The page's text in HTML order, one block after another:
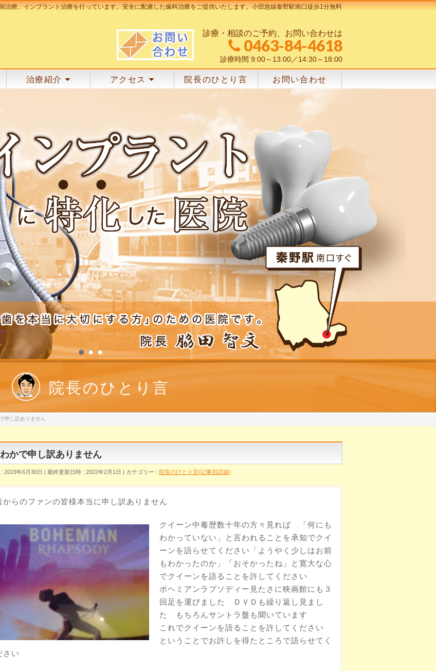
治療、インプラント治療を行っています。安全に配慮した歯科治療をご提供いたします。小田急線秦野駅南口徒歩1分無料
診療・相談のご予約、お問い合わせは
0463-84-4618
診療時間 9:00～13:00／14:30～18:00
治療紹介 アクセス 院長のひとり言 お問い合わせ
院長のひとり言
申し訳ありません
かで申し訳ありません
2019年6月30日 最終更新日時 : 2022年2月1日 カテゴリー : 院長のひとり言(記事別詳細)
からのファンの皆様本当に申し訳ありません
クイーン中毒歴数十年の方々見れば 「何にも
わかっていない」と言われることを承知でクイ
ーンを語らせてください「ようやく少しはお前
もわかったのか」「おそかったね」と寛大な心
でクイーンを語ることを許してください
ボヘミアンラプソディー見たさに映画館にも３
回足を運びました ＤＶＤも繰り返し見まし
た もちろんサントラ盤も聞いています
これでクイーンを語ることを許してください
ということでお許しを得たところで語らせてく
さい